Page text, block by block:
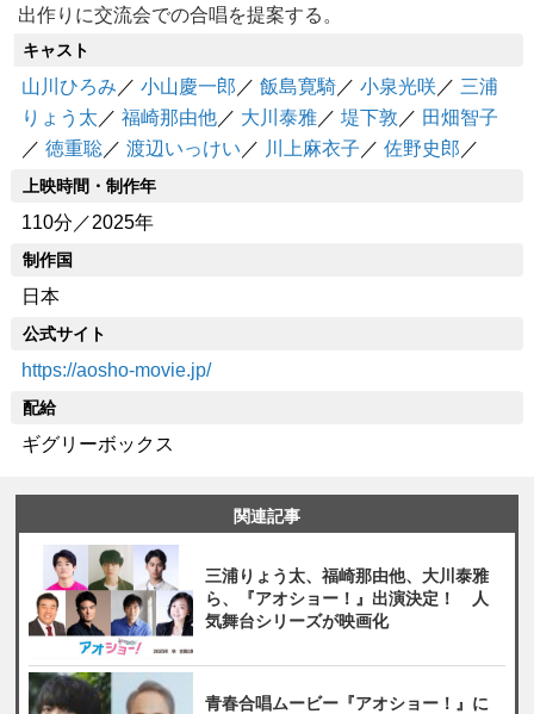
出作りに交流会での合唱を提案する。
キャスト
山川ひろみ ／小山慶一郎 ／飯島寛騎／小泉光咲／ 三浦
りょう太 ／福崎那由他／ 大川泰雅／堤下敦 ／ 田畑智子
／徳重聡／渡辺いっけい ／ 川上麻衣子 ／佐野史郎 ／
上映時間・制作年
110分／2025年
制作国
日本
公式サイト
https://aosho-movie.jp/
配給
ギグリーボックス
関連記事
三浦りょう太、福崎那由他、⼤川泰雅
ら、『アオショー！』出演決定！ 人
気舞台シリーズが映画化
青春合唱ムービー『アオショー！』に